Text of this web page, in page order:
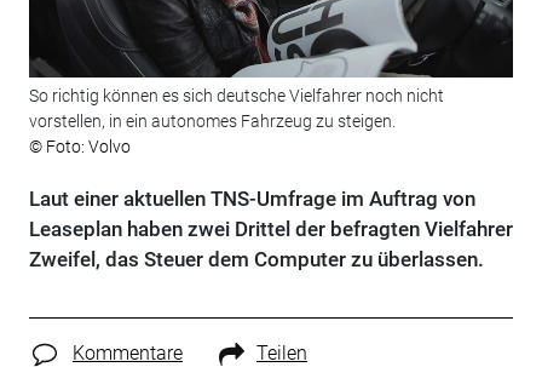
So richtig können es sich deutsche Vielfahrer noch nicht
vorstellen, in ein autonomes Fahrzeug zu steigen.
© Foto: Volvo
Laut einer aktuellen TNS-Umfrage im Auftrag von
Leaseplan haben zwei Drittel der befragten Vielfahrer
Zweifel, das Steuer dem Computer zu überlassen.
Kommentare Teilen